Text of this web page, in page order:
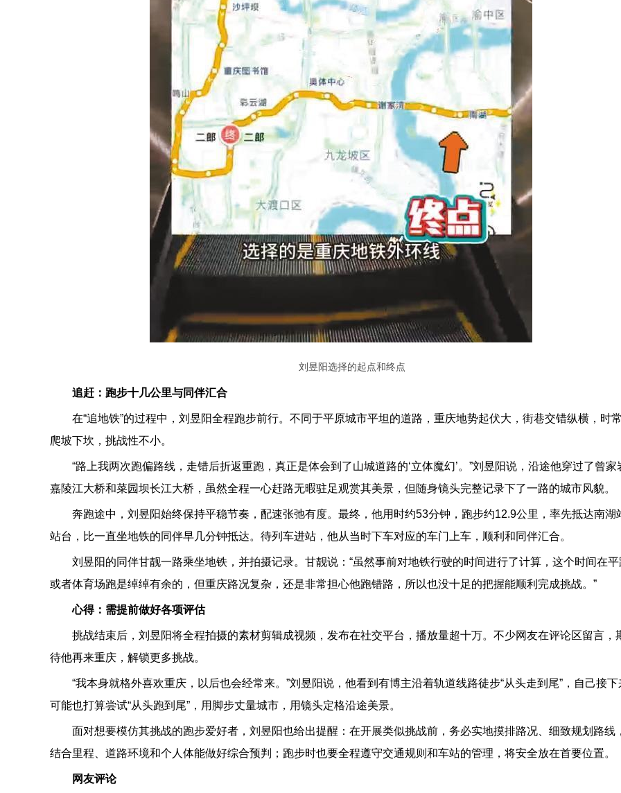
刘昱阳选择的起点和终点
追赶：跑步十几公里与同伴汇合
在“追地铁”的过程中，刘昱阳全程跑步前行。不同于平原城市平坦的道路，重庆地势起伏大，街巷交错纵横，时
爬坡下坎，挑战性不小。
“路上我两次跑偏路线，走错后折返重跑，真正是体会到了山城道路的‘立体魔幻’。”刘昱阳说，沿途他穿过了曾家
嘉陵江大桥和菜园坝长江大桥，虽然全程一心赶路无暇驻足观赏其美景，但随身镜头完整记录下了一路的城市风貌。
奔跑途中，刘昱阳始终保持平稳节奏，配速张弛有度。最终，他用时约53分钟，跑步约12.9公里，率先抵达南湖
站台，比一直坐地铁的同伴早几分钟抵达。待列车进站，他从当时下车对应的车门上车，顺利和同伴汇合。
刘昱阳的同伴甘靓一路乘坐地铁，并拍摄记录。甘靓说：“虽然事前对地铁行驶的时间进行了计算，这个时间在平
或者体育场跑是绰绰有余的，但重庆路况复杂，还是非常担心他跑错路，所以也没十足的把握能顺利完成挑战。”
心得：需提前做好各项评估
挑战结束后，刘昱阳将全程拍摄的素材剪辑成视频，发布在社交平台，播放量超十万。不少网友在评论区留言，
待他再来重庆，解锁更多挑战。
“我本身就格外喜欢重庆，以后也会经常来。”刘昱阳说，他看到有博主沿着轨道线路徒步“从头走到尾”，自己接下
可能也打算尝试“从头跑到尾”，用脚步丈量城市，用镜头定格沿途美景。
面对想要模仿其挑战的跑步爱好者，刘昱阳也给出提醒：在开展类似挑战前，务必实地摸排路况、细致规划路线
结合里程、道路环境和个人体能做好综合预判；跑步时也要全程遵守交通规则和车站的管理，将安全放在首要位置。
网友评论